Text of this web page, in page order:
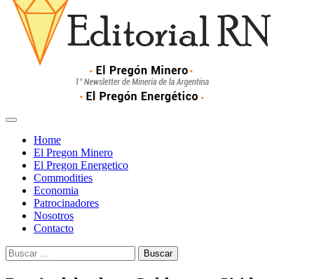
Home
El Pregon Minero
El Pregon Energetico
Commodities
Economia
Patrocinadores
Nosotros
Contacto
Buscar: